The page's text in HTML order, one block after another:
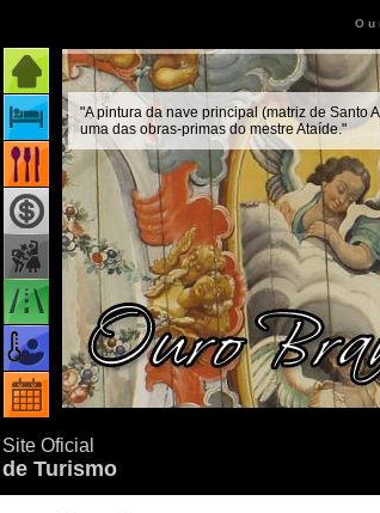
Página inicial
Onde ficar
Onde comer
Como chegar
Quando ir
Eventos
"A pintura da nave principal (matriz de Santo
uma das obras-primas do mestre Ataíde."
Site Oficial
de Turismo